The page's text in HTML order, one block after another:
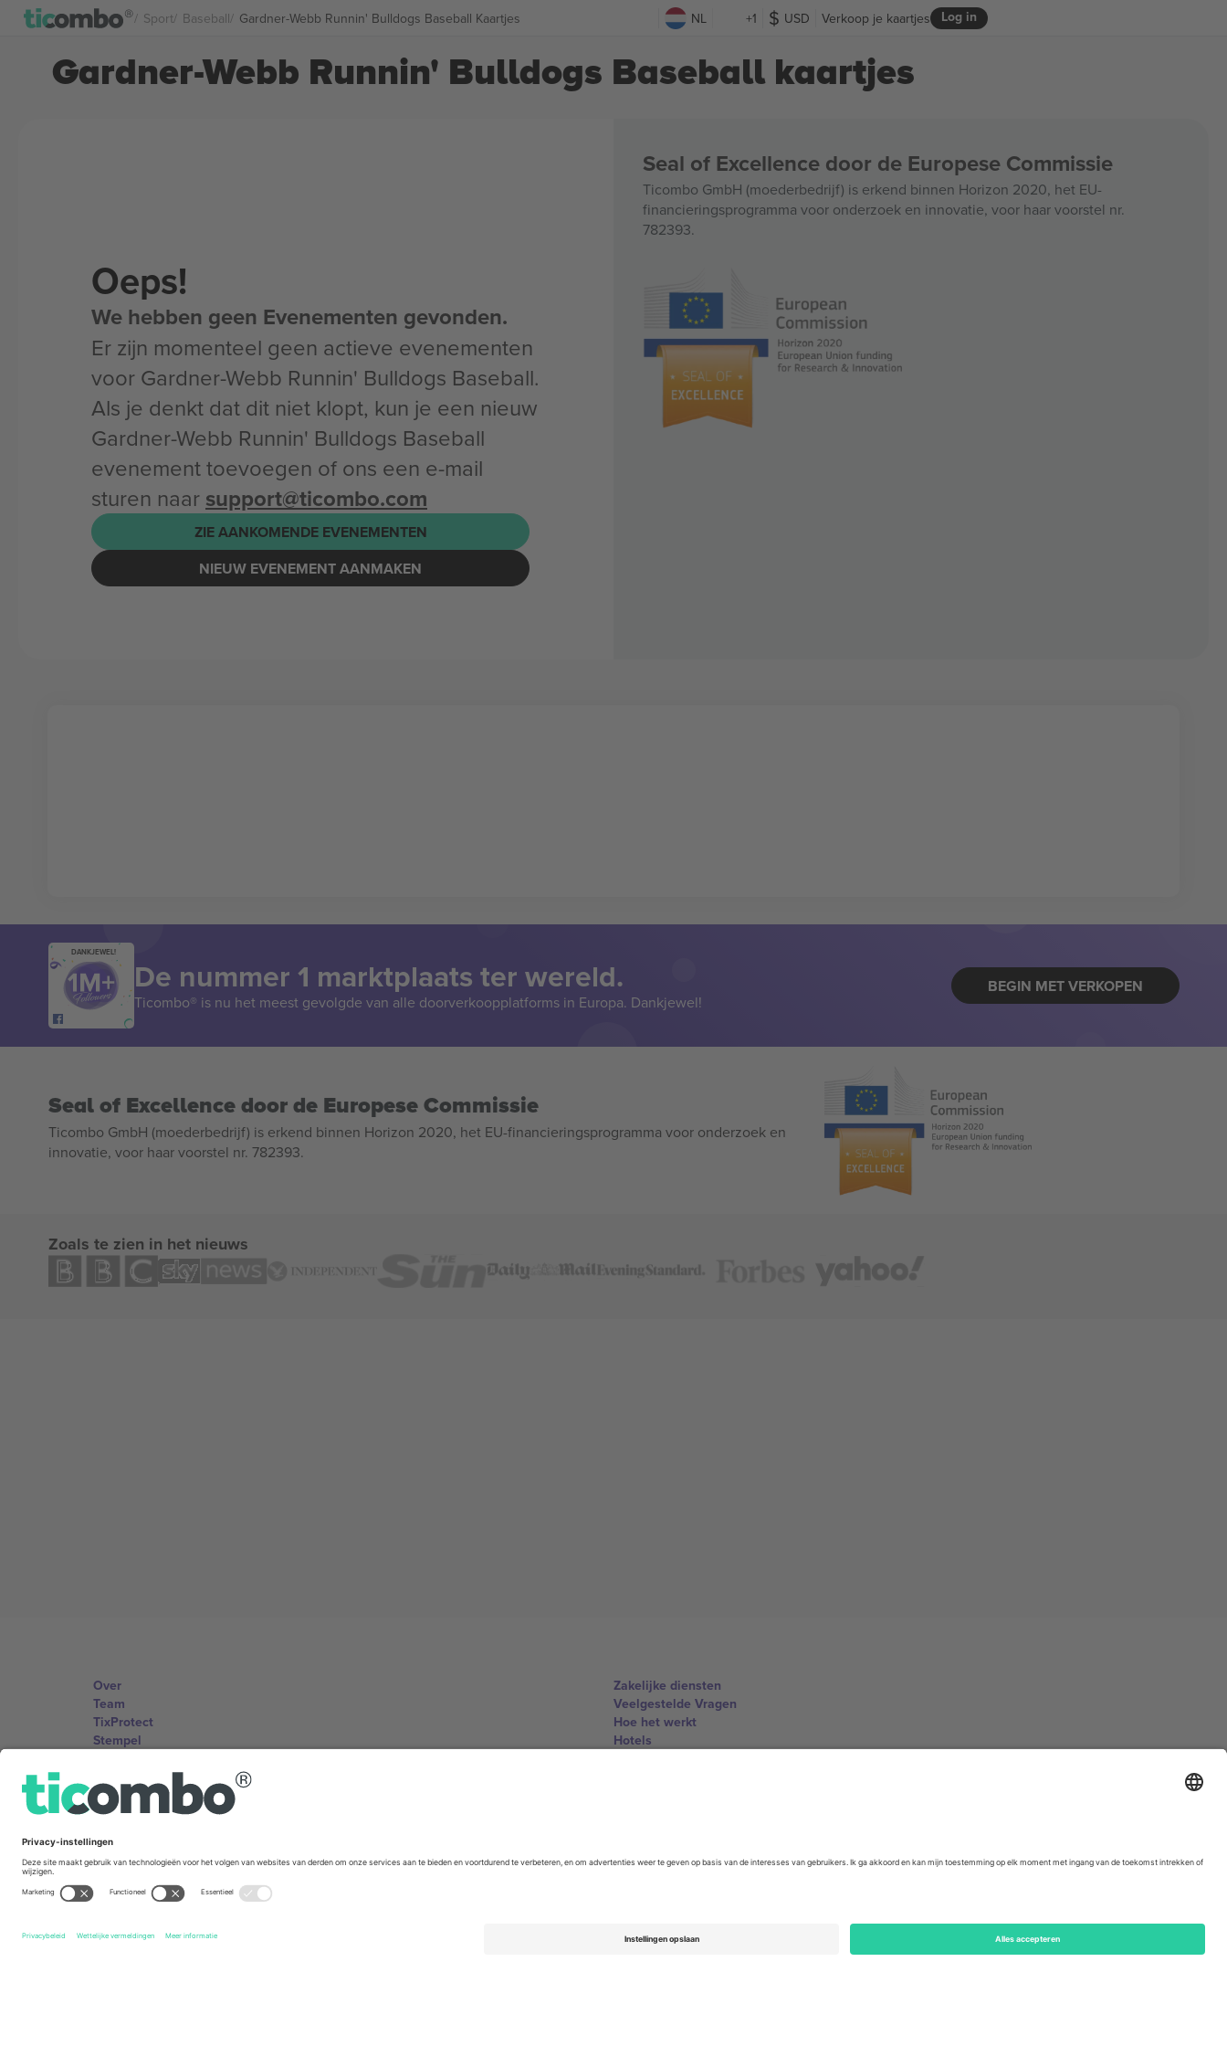
Sport Baseball Gardner-Webb Runnin' Bulldogs Baseball Kaartjes NL +1 USD Log in
Verkoop je kaartjes
Gardner-Webb Runnin' Bulldogs Baseball kaartjes
Oeps!
We hebben geen Evenementen gevonden.
Er zijn momenteel geen actieve evenementen
voor Gardner-Webb Runnin' Bulldogs Baseball.
Als je denkt dat dit niet klopt, kun je een nieuw
Gardner-Webb Runnin' Bulldogs Baseball
evenement toevoegen of ons een e-mail
sturen naar support@ticombo.com
ZIE AANKOMENDE EVENEMENTEN
NIEUW EVENEMENT AANMAKEN
Seal of Excellence door de Europese Commissie
Ticombo GmbH (moederbedrijf) is erkend binnen Horizon 2020, het EU-
financieringsprogramma voor onderzoek en innovatie, voor haar voorstel nr.
782393.
DANKJEWEL!
De nummer 1 marktplaats ter wereld.
Ticombo® is nu het meest gevolgde van alle doorverkoopplatforms in Europa. Dankjewel!
BEGIN MET VERKOPEN
Seal of Excellence door de Europese Commissie
Ticombo GmbH (moederbedrijf) is erkend binnen Horizon 2020, het EU-financieringsprogramma voor onderzoek en
innovatie, voor haar voorstel nr. 782393.
Zoals te zien in het nieuws
Over
Team
TixProtect
Stempel
Affiliate programma
Zakelijke diensten
Veelgestelde Vragen
Hoe het werkt
Hotels